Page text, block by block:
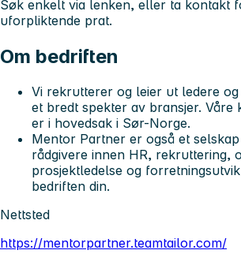
Søk enkelt via lenken, eller ta kontakt
uforpliktende prat.
Om bedriften
Vi rekrutterer og leier ut ledere
et bredt spekter av bransjer. Våre
er i hovedsak i Sør-Norge.
Mentor Partner er også et
rådgivere innen HR, rekruttering,
prosjektledelse og
bedriften din.
Nettsted
https://mentorpartner.teamtailor.com/